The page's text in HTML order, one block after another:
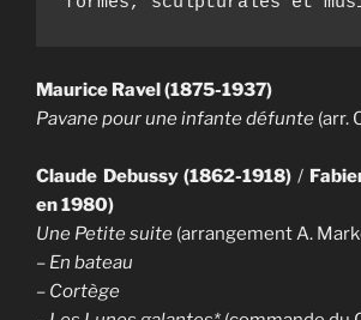
Maurice Ravel (1875-1937)
Pavane pour une infante défunte (arr.
Claude Debussy (1862-1918) /
en 1980)
Une Petite suite (arrangement A.
– En bateau
– Cortège